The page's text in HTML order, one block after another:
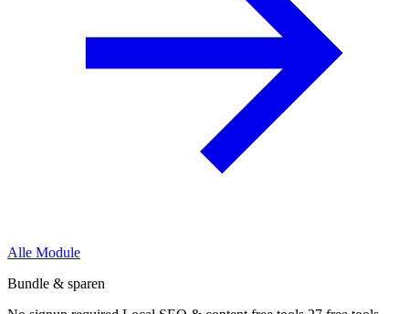
Alle Module
Bundle & sparen